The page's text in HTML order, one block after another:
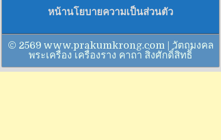
หน้านโยบายความเป็นส่วนตัว
© 2569 www.prakumkrong.com | วัตถุมงคล
พระเครื่อง เครื่องราง คาถา สิ่งศักดิ์สิทธิ์